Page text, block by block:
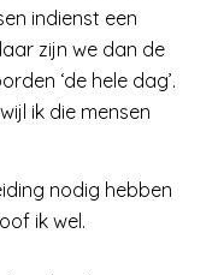
indienst een
zijn we dan de
‘de hele dag’.
ik die mensen
nodig hebben
ik wel.